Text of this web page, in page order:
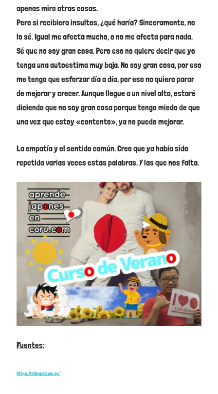
apenas miro otras cosas.
Pero si recibiera insultos, ¿qué haría? Sinceramente, no
lo sé. Igual me afecta mucho, o no me afecta para nada.
Sé que no soy gran cosa. Pero eso no quiere decir que yo
tenga una autoestima muy baja. No soy gran cosa, por eso
me tengo que esforzar día a día, por eso no quiero parar
de mejorar y crecer. Aunque llegue a un nivel alto, estaré
diciendo que no soy gran cosa porque tengo miedo de que
una vez que estoy «contento», ya no puedo mejorar.
La empatía y el sentido común. Creo que ya había sido
repetida varias veces estas palabras. Y las que nos falta.
Fuentes;
https://shingetsuin.jp/